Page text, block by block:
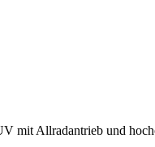
mit Allradantrieb und